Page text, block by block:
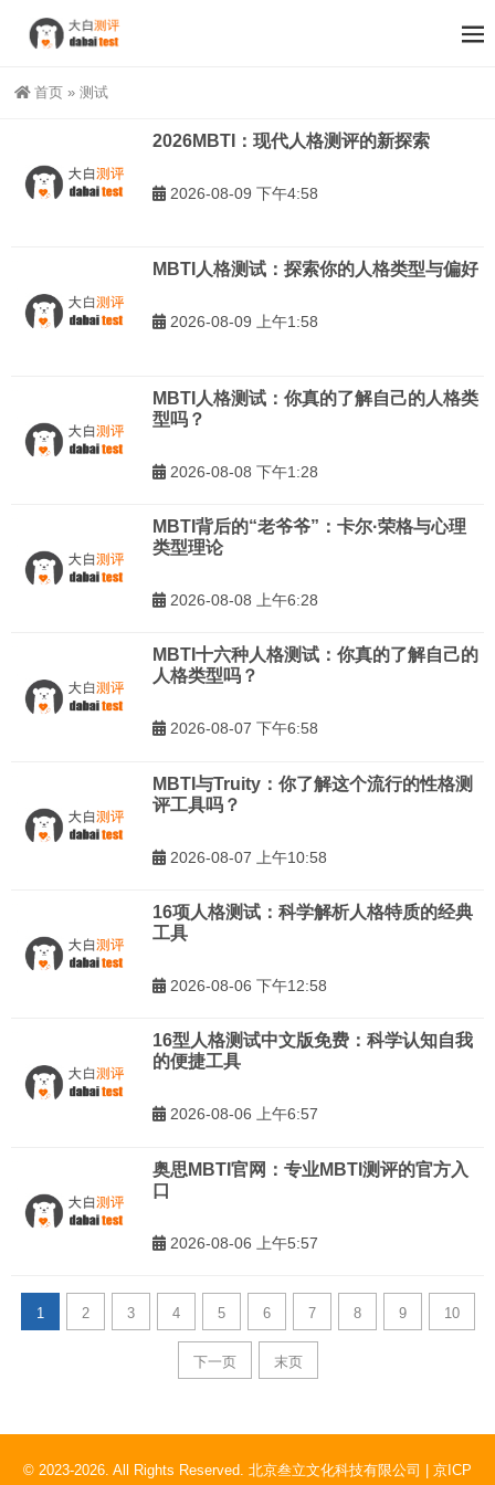
首页 » 测试
2026MBTI：现代人格测评的新探索
2026-08-09 下午4:58
MBTI人格测试：探索你的人格类型与偏好
2026-08-09 上午1:58
MBTI人格测试：你真的了解自己的人格类
型吗？
2026-08-08 下午1:28
MBTI背后的“老爷爷”：卡尔·荣格与心理
类型理论
2026-08-08 上午6:28
MBTI十六种人格测试：你真的了解自己的
人格类型吗？
2026-08-07 下午6:58
MBTI与Truity：你了解这个流行的性格测
评工具吗？
2026-08-07 上午10:58
16项人格测试：科学解析人格特质的经典
工具
2026-08-06 下午12:58
16型人格测试中文版免费：科学认知自我
的便捷工具
2026-08-06 上午6:57
奥思MBTI官网：专业MBTI测评的官方入
口
2026-08-06 上午5:57
1 2 3 4 5 6 7 8 9 10
下一页 末页
© 2023-2026. All Rights Reserved. 北京叁立文化科技有限公司 | 京ICP